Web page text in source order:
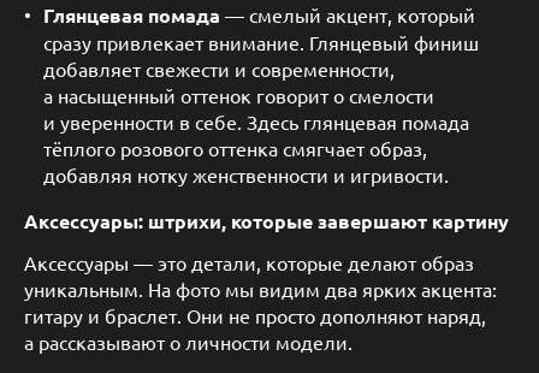
Глянцевая помада — смелый акцент, который
сразу привлекает внимание. Глянцевый финиш
добавляет свежести и современности,
а насыщенный оттенок говорит о смелости
и уверенности в себе. Здесь глянцевая помада
тёплого розового оттенка смягчает образ,
добавляя нотку женственности и игривости.
Аксессуары: штрихи, которые завершают картину
Аксессуары — это детали, которые делают образ
уникальным. На фото мы видим два ярких акцента:
гитару и браслет. Они не просто дополняют наряд,
а рассказывают о личности модели.